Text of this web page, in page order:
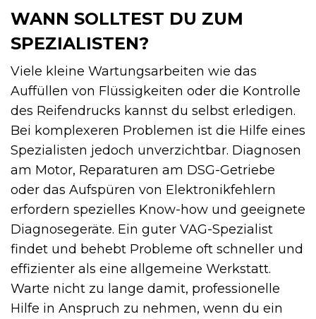
WANN SOLLTEST DU ZUM
SPEZIALISTEN?
Viele kleine Wartungsarbeiten wie das
Auffüllen von Flüssigkeiten oder die Kontrolle
des Reifendrucks kannst du selbst erledigen.
Bei komplexeren Problemen ist die Hilfe eines
Spezialisten jedoch unverzichtbar. Diagnosen
am Motor, Reparaturen am DSG-Getriebe
oder das Aufspüren von Elektronikfehlern
erfordern spezielles Know-how und geeignete
Diagnosegeräte. Ein guter VAG-Spezialist
findet und behebt Probleme oft schneller und
effizienter als eine allgemeine Werkstatt.
Warte nicht zu lange damit, professionelle
Hilfe in Anspruch zu nehmen, wenn du ein